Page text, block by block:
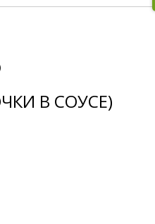
В СОУСЕ)